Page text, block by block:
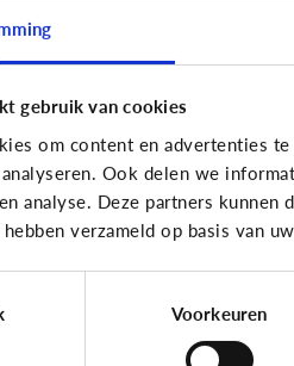
gebruik van cookies
om content en advertenties
Ook delen we
analyse. Deze partners
verzameld op basis van
Voorkeuren
doof.
kunnen
Mijn